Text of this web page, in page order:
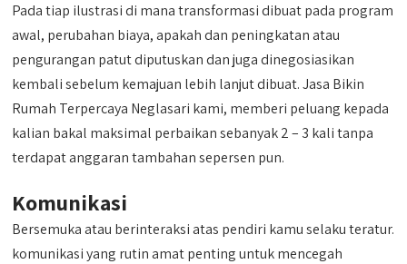
Pada tiap ilustrasi di mana transformasi dibuat pada program
awal, perubahan biaya, apakah dan peningkatan atau
pengurangan patut diputuskan dan juga dinegosiasikan
kembali sebelum kemajuan lebih lanjut dibuat. Jasa Bikin
Rumah Terpercaya Neglasari kami, memberi peluang kepada
kalian bakal maksimal perbaikan sebanyak 2 – 3 kali tanpa
terdapat anggaran tambahan sepersen pun.
Komunikasi
Bersemuka atau berinteraksi atas pendiri kamu selaku teratur.
komunikasi yang rutin amat penting untuk mencegah